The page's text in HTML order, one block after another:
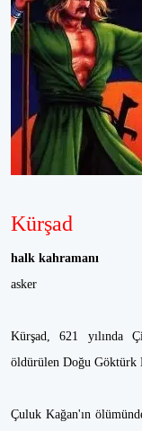
Kürşad
halk kahramanı
asker
Kürşad, 621 yılında
öldürülen Doğu Göktürk
Çuluk Kağan'ın